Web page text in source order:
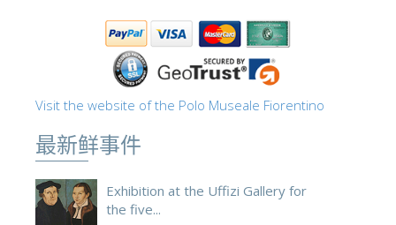
Visit the website of the Polo Museale Fiorentino
最新鲜事件
Exhibition at the Uffizi Gallery for
the five...